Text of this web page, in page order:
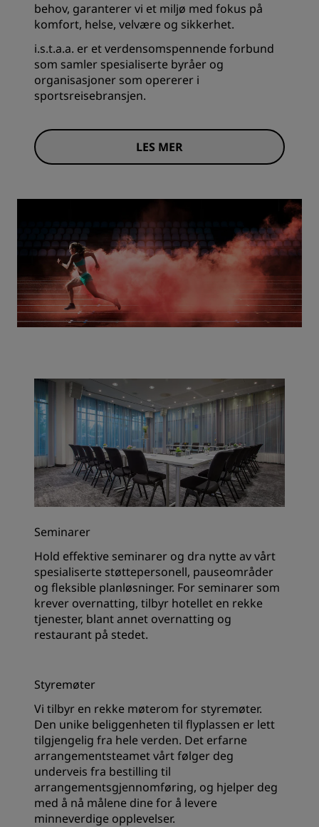
behov, garanterer vi et miljø med fokus på
komfort, helse, velvære og sikkerhet.
i.s.t.a.a. er et verdensomspennende forbund
som samler spesialiserte byråer og
organisasjoner som opererer i
sportsreisebransjen.
LES MER
Seminarer
Hold effektive seminarer og dra nytte av vårt
spesialiserte støttepersonell, pauseområder
og fleksible planløsninger. For seminarer som
krever overnatting, tilbyr hotellet en rekke
tjenester, blant annet overnatting og
restaurant på stedet.
Styremøter
Vi tilbyr en rekke møterom for styremøter.
Den unike beliggenheten til flyplassen er lett
tilgjengelig fra hele verden. Det erfarne
arrangementsteamet vårt følger deg
underveis fra bestilling til
arrangementsgjennomføring, og hjelper deg
med å nå målene dine for å levere
minneverdige opplevelser.